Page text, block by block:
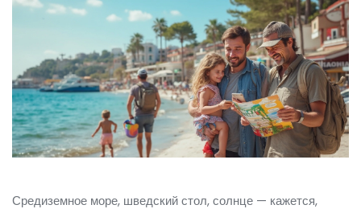
Средиземное море, шведский стол, солнце — кажется,